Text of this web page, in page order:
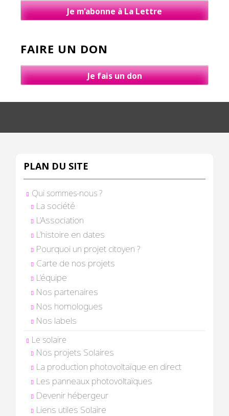
Je m'abonne à La Lettre
FAIRE UN DON
Je fais un don
PLAN DU SITE
Qui sommes-nous ?
La société
L’Association
L’histoire en dates
Pourquoi un projet citoyen ?
Carte de nos projets
L’équipe
Nos partenaires
Nos homologues
Nos labels
Le solaire
Nos projets Solaires
La production photovoltaïque en direct
Les panneaux photovoltaïques
Devenir hébergeur
Liens utiles Solaire